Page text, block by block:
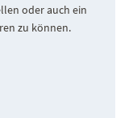
oder auch ein
zu können.